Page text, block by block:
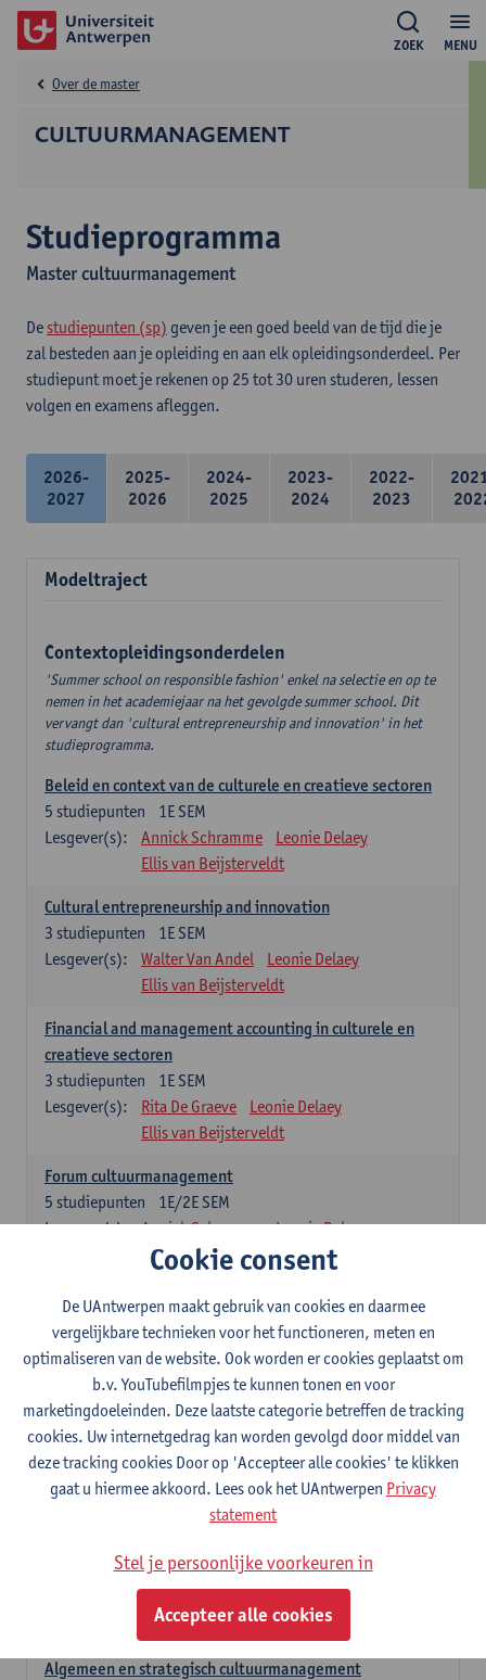
MENU
ZOEK
CULTUURMANAGEMENT
Over de master
Studieprogramma
Master cultuurmanagement
De studiepunten (sp) geven je een goed beeld van de tijd die je
zal besteden aan je opleiding en aan elk opleidingsonderdeel. Per
studiepunt moet je rekenen op 25 tot 30 uren studeren, lessen
volgen en examens afleggen.
2026-
2027
2025-
2026
2024-
2025
2023-
2024
2022-
2023
Modeltraject
Contextopleidingsonderdelen
'Summer school on responsible fashion' enkel na selectie en op te
nemen in het academiejaar na het gevolgde summer school. Dit
vervangt dan 'cultural entrepreneurship and innovation' in het
studieprogramma.
Beleid en context van de culturele en creatieve sectoren
1E SEM
5 studiepunten
Lesgever(s):
Annick Schramme
Leonie Delaey
Ellis van Beijsterveldt
Cultural entrepreneurship and innovation
1E SEM
3 studiepunten
Lesgever(s):
Walter Van Andel
Leonie Delaey
Ellis van Beijsterveldt
Financial and management accounting in culturele en
creatieve sectoren
1E SEM
3 studiepunten
Lesgever(s):
Rita De Graeve
Leonie Delaey
Ellis van Beijsterveldt
Forum cultuurmanagement
1E/2E SEM
5 studiepunten
Lesgever(s):
Annick Schramme
Leonie Delaey
Ellis van Beijsterveldt
Juridisch kader van de cultuursector
1E SEM
studiepunten
Lesgever(s):
Tobias Van Royen
Leonie Delaey
Ellis van Beijsterveldt
Summer school on responsible fashion management
1E SEM
3studiepunten
Lesgever(s):
Annick Schramme
Leonie Delaey
Anna-Lena Müller
Ellis van Beijsterveldt
Managementopleidingsonderdelen
Dit vervangt dan 'Critical reflections on arts and culture' in het
Algemeen en strategisch cultuurmanagement
Cookie consent
De UAntwerpen maakt gebruik van cookies en daarmee
vergelijkbare technieken voor het functioneren, meten en
optimaliseren van de website. Ook worden er cookies geplaatst om
b.v. YouTubefilmpjes te kunnen tonen en voor
marketingdoeleinden. Deze laatste categorie betreffen de tracking
cookies. Uw internetgedrag kan worden gevolgd door middel van
deze tracking cookies Door op 'Accepteer alle cookies' te klikken
gaat u hiermee akkoord. Lees ook het UAntwerpen Privacy
statement
Stel je persoonlijke voorkeuren in
Accepteer alle cookies